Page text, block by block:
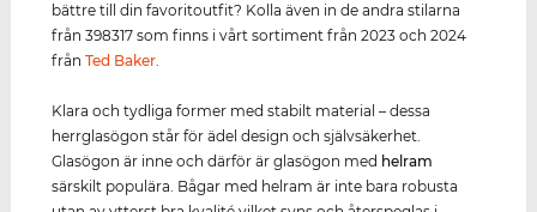
bättre till din favoritoutfit? Kolla även in de andra stilarna
från 398317 som finns i vårt sortiment från 2023 och 2024
frånTed Baker.
Klara och tydliga former med stabilt material – dessa
herrglasögon står för ädel design och självsäkerhet.
Glasögon är inne och därför är glasögon med helram
särskilt populära. Bågar med helram är inte bara robusta